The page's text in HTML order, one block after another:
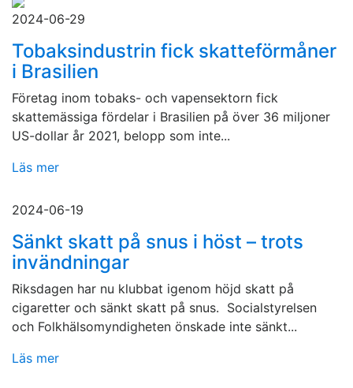
2024-06-29
Tobaksindustrin fick skatteförmåner
i Brasilien
Företag inom tobaks- och vapensektorn fick
skattemässiga fördelar i Brasilien på över 36 miljoner
US-dollar år 2021, belopp som inte...
Läs mer
2024-06-19
Sänkt skatt på snus i höst – trots
invändningar
Riksdagen har nu klubbat igenom höjd skatt på
cigaretter och sänkt skatt på snus. Socialstyrelsen
och Folkhälsomyndigheten önskade inte sänkt...
Läs mer